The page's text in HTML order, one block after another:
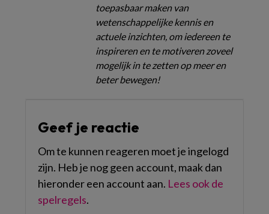
toepasbaar maken van
wetenschappelijke kennis en
actuele inzichten, om iedereen te
inspireren en te motiveren zoveel
mogelijk in te zetten op meer en
beter bewegen!
Geef je reactie
Om te kunnen reageren moet je ingelogd
zijn. Heb je nog geen account, maak dan
hieronder een account aan. Lees ook de
spelregels.